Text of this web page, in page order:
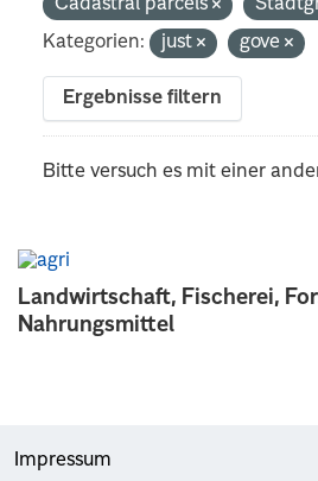
Landwirtschaft, Fischerei,
Nahrungsmittel
Cadastral parcels
Kategorien:
just gove
Ergebnisse filtern
Bitte versuch es mit einer
Impressum